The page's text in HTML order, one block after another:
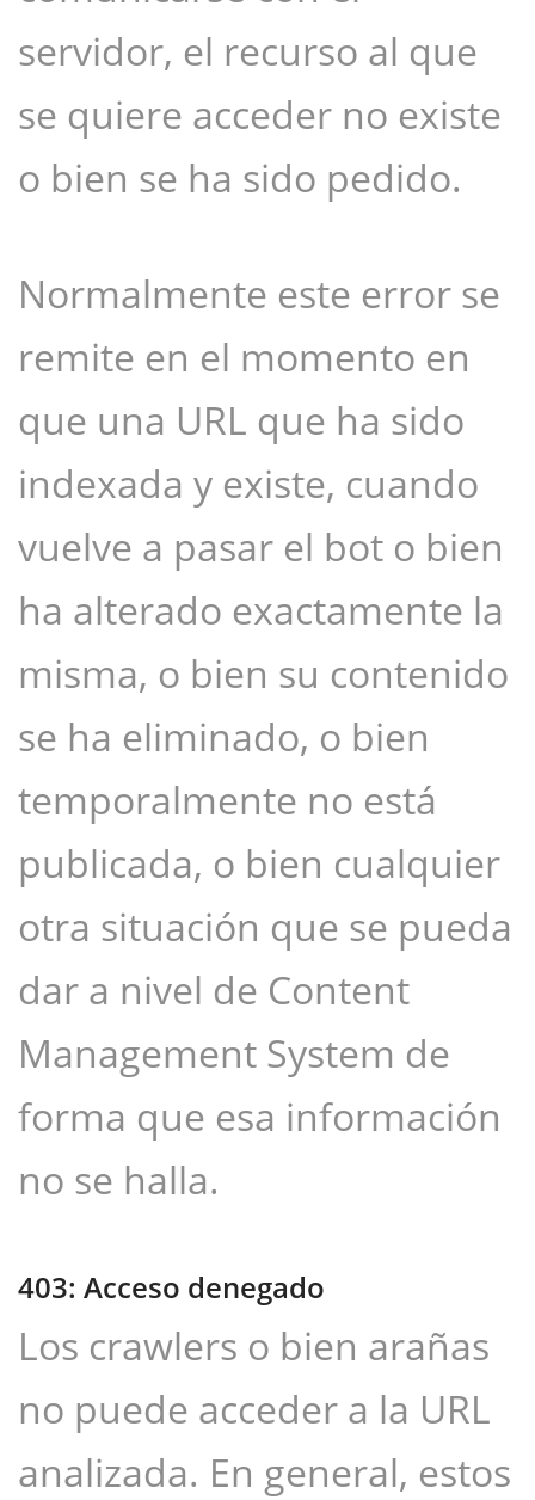
servidor, el recurso al que
se quiere acceder no existe
o bien se ha sido pedido.
Normalmente este error se
remite en el momento en
que una URL que ha sido
indexada y existe, cuando
vuelve a pasar el bot o bien
ha alterado exactamente la
misma, o bien su contenido
se ha eliminado, o bien
temporalmente no está
publicada, o bien cualquier
otra situación que se pueda
dar a nivel de Content
Management System de
forma que esa información
no se halla.
403: Acceso denegado
Los crawlers o bien arañas
no puede acceder a la URL
analizada. En general, estos